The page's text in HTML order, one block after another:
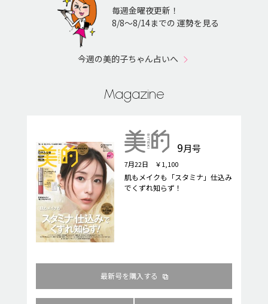
毎週金曜夜更新！
8/8〜8/14までの 運勢を見る
今週の美的子ちゃん占いへ
Magazine
9月号
7月22日 ￥1,100
肌もメイクも「スタミナ」仕込み
でくずれ知らず！
最新号を購入する